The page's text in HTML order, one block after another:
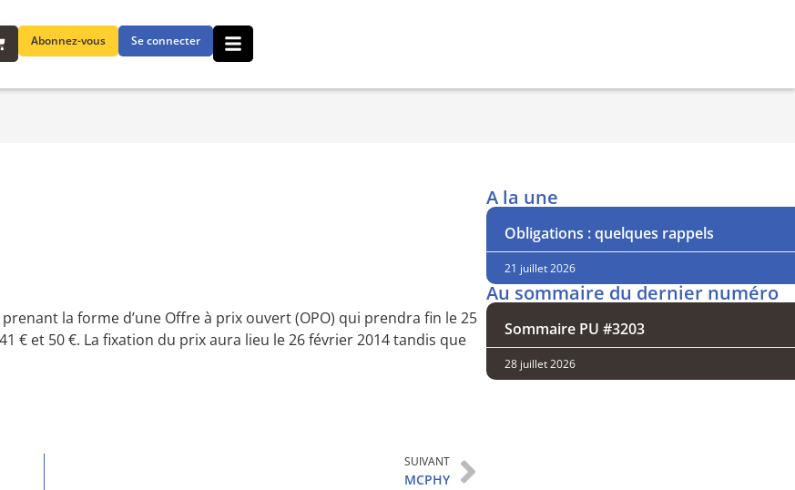
Abonnez-vous Se connecter
la forme d’une Offre à prix ouvert (OPO) qui prendra fin le 25
€ et 50 €. La fixation du prix aura lieu le 26 février 2014 tandis que
SUIVANT
MCPHY
A la une
Obligations : quelques rappels
21 juillet 2026
Au sommaire du dernier numéro
Sommaire PU #3203
28 juillet 2026